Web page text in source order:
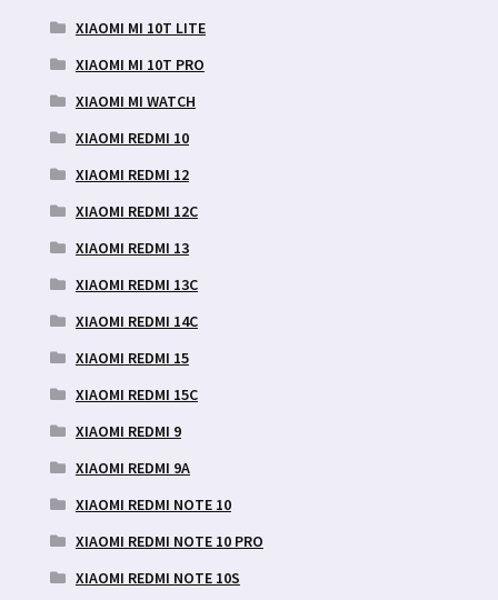
XIAOMI MI 10T LITE
XIAOMI MI 10T PRO
XIAOMI MI WATCH
XIAOMI REDMI 10
XIAOMI REDMI 12
XIAOMI REDMI 12C
XIAOMI REDMI 13
XIAOMI REDMI 13C
XIAOMI REDMI 14C
XIAOMI REDMI 15
XIAOMI REDMI 15C
XIAOMI REDMI 9
XIAOMI REDMI 9A
XIAOMI REDMI NOTE 10
XIAOMI REDMI NOTE 10 PRO
XIAOMI REDMI NOTE 10S